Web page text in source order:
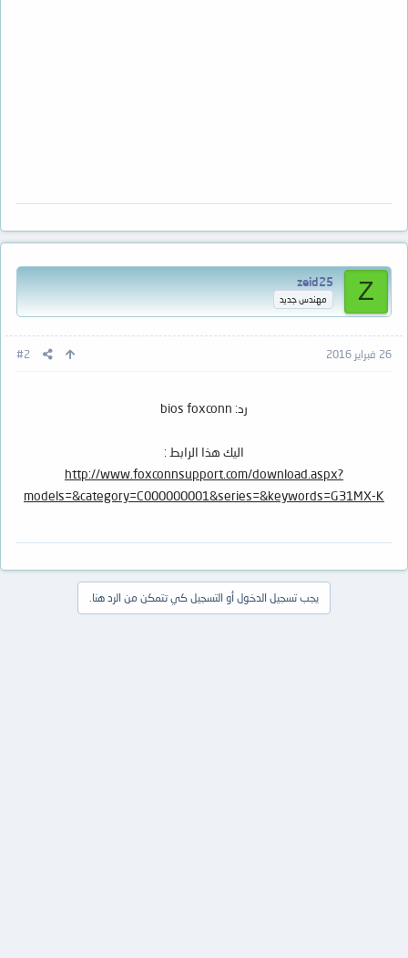
Z
zeid25
مهندس جديد
26 فبراير 2016 #2
رد: bios foxconn
اليك هذا الرابط :
http://www.foxconnsupport.com/download.aspx?
models=&category=C000000001&series=&keywords=G31MX-K
يجب تسجيل الدخول أو التسجيل كي تتمكن من الرد هنا.